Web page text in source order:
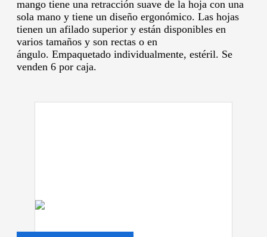
mango tiene una retracción suave de la hoja con una
sola mano y tiene un diseño ergonómico. Las hojas
tienen un afilado superior y están disponibles en
varios tamaños y son rectas o en
ángulo. Empaquetado individualmente, estéril. Se
venden 6 por caja.